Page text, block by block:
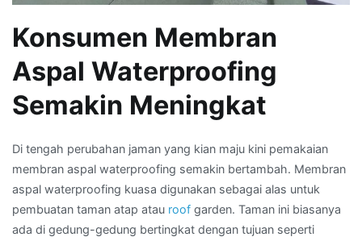
Konsumen Membran
Aspal Waterproofing
Semakin Meningkat
Di tengah perubahan jaman yang kian maju kini pemakaian
membran aspal waterproofing semakin bertambah. Membran
aspal waterproofing kuasa digunakan sebagai alas untuk
pembuatan taman atap atau roof garden. Taman ini biasanya
ada di gedung-gedung bertingkat dengan tujuan seperti